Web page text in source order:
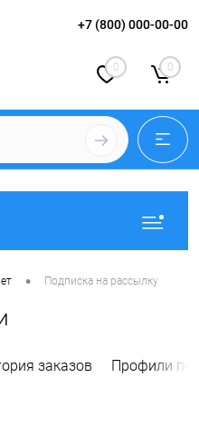
+7 (800) 000-00-00
0 0
• Подписка на рассылку
заказов Профили